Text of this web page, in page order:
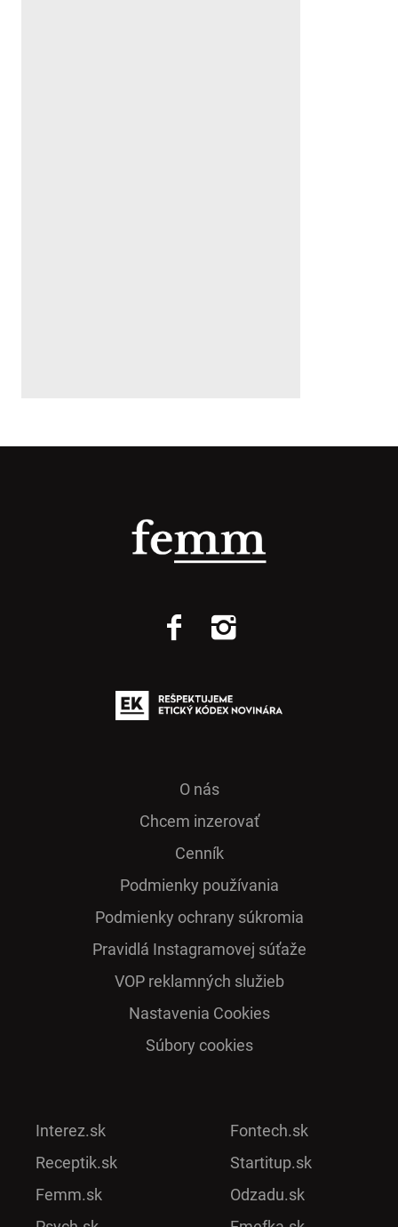
O nás
Chcem inzerovať
Cenník
Podmienky používania
Podmienky ochrany súkromia
Pra­vidlá Ins­ta­gra­mo­vej sú­ťaže
VOP reklamných služieb
Nastavenia Cookies
Súbory cookies
Interez.sk
Receptik.sk
Femm.sk
Fontech.sk
Startitup.sk
Odzadu.sk